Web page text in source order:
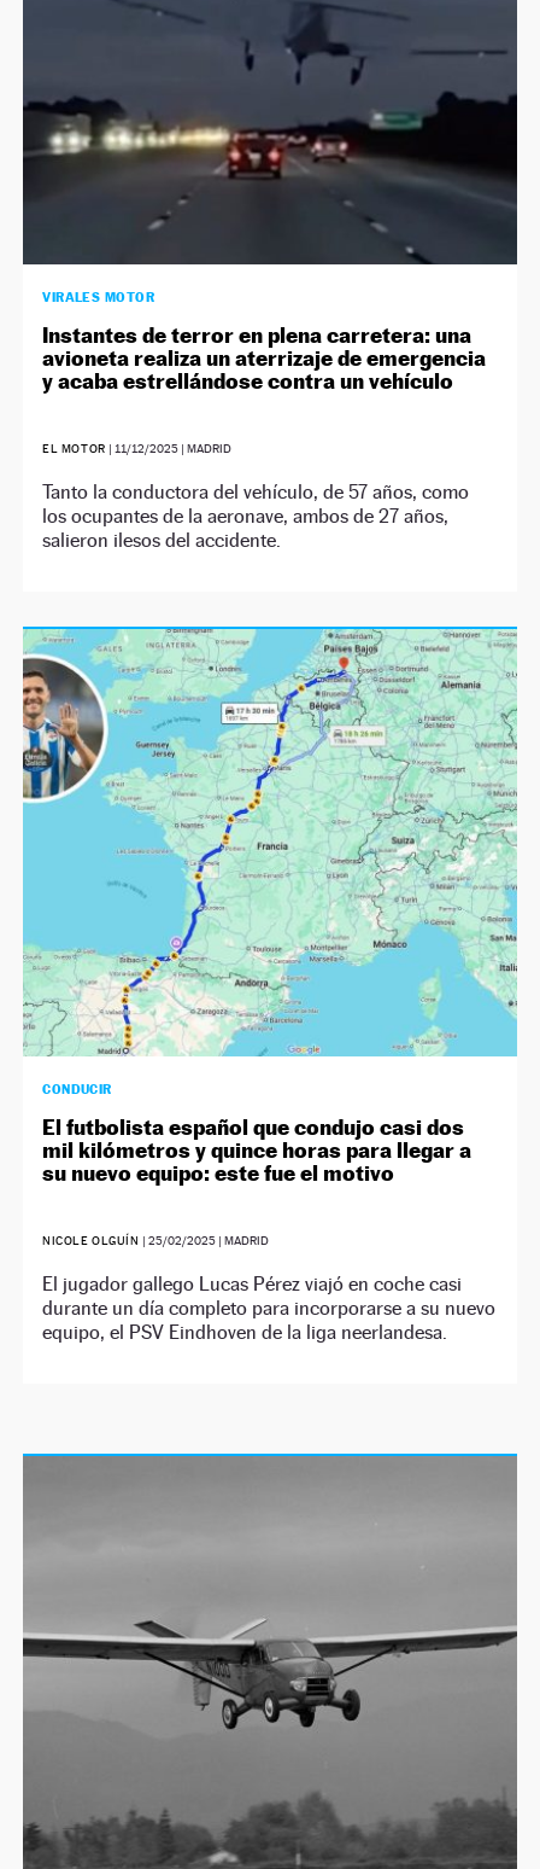
VIRALES MOTOR
Instantes de terror en plena carretera: una
avioneta realiza un aterrizaje de emergencia
y acaba estrellándose contra un vehículo
EL MOTOR | 11/12/2025| MADRID
Tanto la conductora del vehículo, de 57 años, como
los ocupantes de la aeronave, ambos de 27 años,
salieron ilesos del accidente.
CONDUCIR
El futbolista español que condujo casi dos
mil kilómetros y quince horas para llegar a
su nuevo equipo: este fue el motivo
NICOLE OLGUÍN | 25/02/2025| MADRID
El jugador gallego Lucas Pérez viajó en coche casi
durante un día completo para incorporarse a su nuevo
equipo, el PSV Eindhoven de la liga neerlandesa.